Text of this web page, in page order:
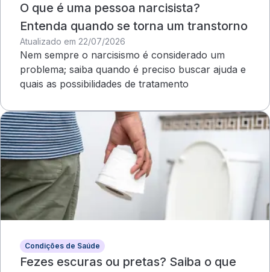
O que é uma pessoa narcisista?
Entenda quando se torna um transtorno
Atualizado em 22/07/2026
Nem sempre o narcisismo é considerado um
problema; saiba quando é preciso buscar ajuda e
quais as possibilidades de tratamento
Condições de Saúde
Fezes escuras ou pretas? Saiba o que